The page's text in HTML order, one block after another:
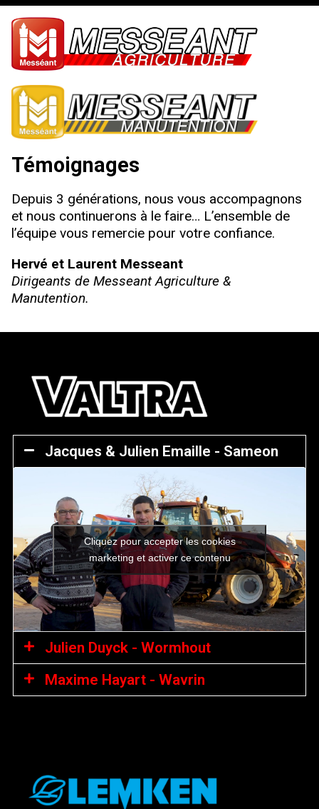
Témoignages
Depuis 3 générations, nous vous accompagnons
et nous continuerons à le faire… L’ensemble de
l’équipe vous remercie pour votre confiance.
Hervé et Laurent Messeant
Dirigeants de Messeant Agriculture &
Manutention.
Jacques & Julien Emaille - Sameon
Cliquez pour accepter les cookies
marketing et activer ce contenu
Julien Duyck - Wormhout
Maxime Hayart - Wavrin